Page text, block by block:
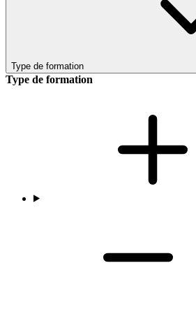
Type de formation
Type de formation